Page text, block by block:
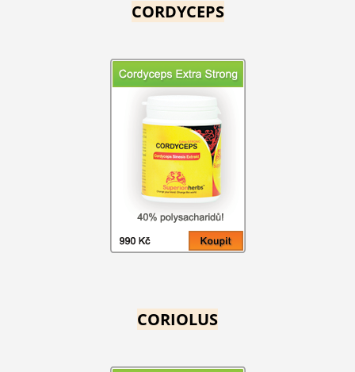
CORDYCEPS
CORIOLUS